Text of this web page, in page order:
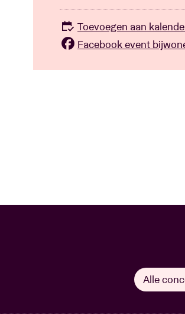
Toevoegen aan
Facebook event
Alle